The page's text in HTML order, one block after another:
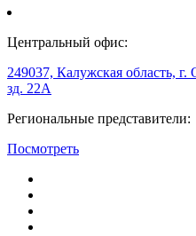
Центральный офис:
249037, Калужская область,
зд. 22А
Региональные представители:
Посмотреть